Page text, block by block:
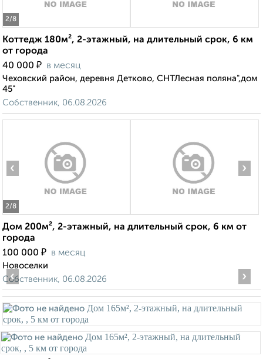
2/8
Коттедж 180м², 2-этажный, на длительный срок, 6 км
от города
40 000 ₽ в месяц
Чеховский район, деревня Детково, СНТЛесная поляна",дом
45"
Собственник, 06.08.2026
2/8
‹ ›
Дом 200м², 2-этажный, на длительный срок, 6 км от
города
100 000 ₽ в месяц
Новоселки
Собственник, 06.08.2026
‹ ›